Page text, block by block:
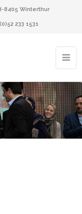
8405 Winterthur
233 1531